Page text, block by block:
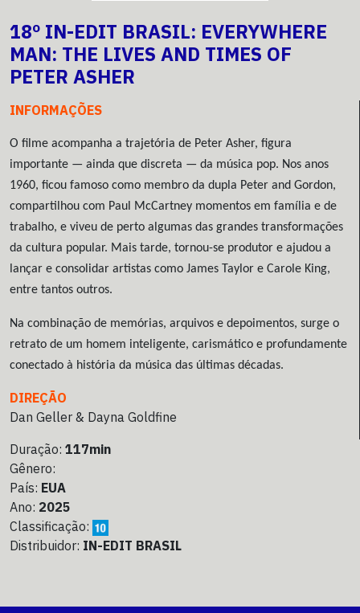
18º IN-EDIT BRASIL: EVERYWHERE
MAN: THE LIVES AND TIMES OF
PETER ASHER
INFORMAÇÕES
O filme acompanha a trajetória de Peter Asher, figura
importante — ainda que discreta — da música pop. Nos anos
1960, ficou famoso como membro da dupla Peter and Gordon,
compartilhou com Paul McCartney momentos em família e de
trabalho, e viveu de perto algumas das grandes transformações
da cultura popular. Mais tarde, tornou-se produtor e ajudou a
lançar e consolidar artistas como James Taylor e Carole King,
entre tantos outros.
Na combinação de memórias, arquivos e depoimentos, surge o
retrato de um homem inteligente, carismático e profundamente
conectado à história da música das últimas décadas.
DIREÇÃO
Dan Geller & Dayna Goldfine
Duração: 117min
Gênero:
País: EUA
Ano: 2025
Classificação:
Distribuidor: IN-EDIT BRASIL